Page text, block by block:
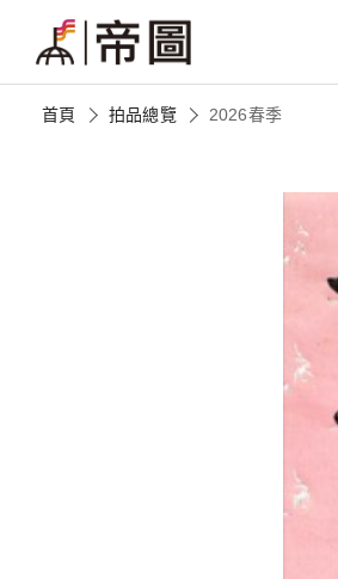
首頁 拍品總覽 2026春季